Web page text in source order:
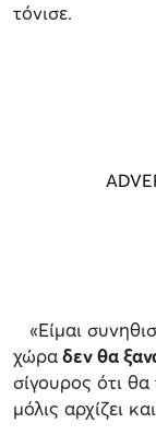
τόνισε.
«Είμαι
χώραδεν θα
σίγουρος ότι
μόλις αρχίζει